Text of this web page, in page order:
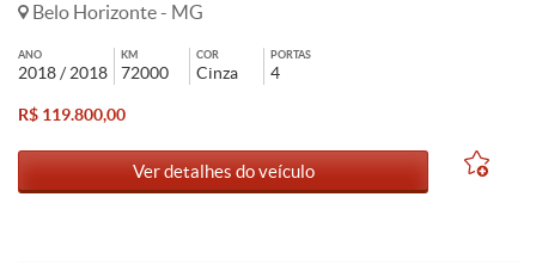
Belo Horizonte - MG
ANO
2018 / 2018
KM
72000
COR
Cinza
PORTAS
4
R$ 119.800,00
Ver detalhes do veículo